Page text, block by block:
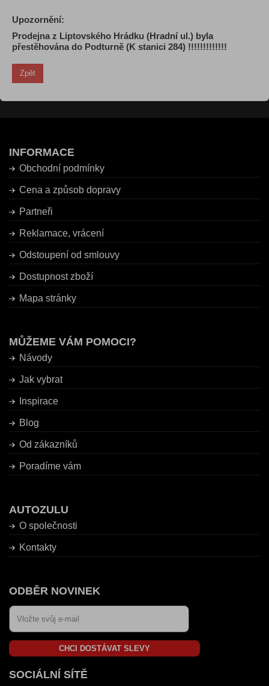
Upozornění:
Prodejna z Liptovského Hrádku (Hradní ul.) byla
přestěhována do Podturně (K stanici 284) !!!!!!!!!!!!!
Zpět
INFORMACE
Obchodní podmínky
Cena a způsob dopravy
Partneři
Reklamace, vrácení
Odstoupení od smlouvy
Dostupnost zboží
Mapa stránky
MŮŽEME VÁM POMOCI?
Návody
Jak vybrat
Inspirace
Blog
Od zákazníků
Poradíme vám
AUTOZULU
O společnosti
Kontakty
ODBĚR NOVINEK
CHCI DOSTÁVAT SLEVY
SOCIÁLNÍ SÍTĚ